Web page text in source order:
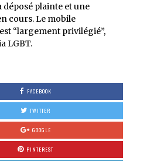
déposé plainte et une
cours. Le mobile
“largement privilégié”,
LGBT.
FACEBOOK
TWITTER
GOOGLE
PINTEREST